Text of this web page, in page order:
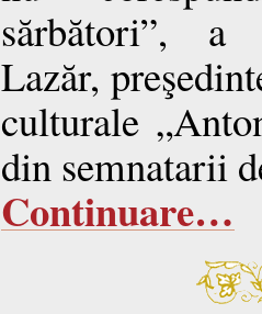
sărbători”, a
Lazăr,
culturale
din semnatarii
Continuare…